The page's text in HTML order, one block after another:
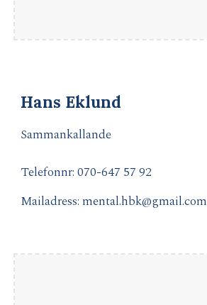
Hans Eklund
Sammankallande
Telefonnr: 070-647 57 92
Mailadress:mental.hbk@gmail.com